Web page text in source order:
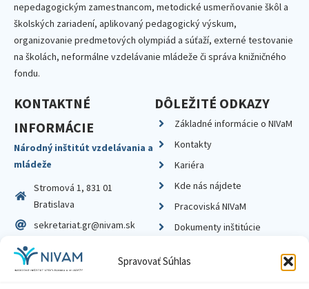
Spravovať Súhlas
nepedagogickým zamestnancom, metodické usmerňovanie škôl a
školských zariadení, aplikovaný pedagogický výskum,
organizovanie predmetových olympiád a súťaží, externé testovanie
na školách, neformálne vzdelávanie mládeže či správa knižničného
fondu.
KONTAKTNÉ
INFORMÁCIE
Národný inštitút vzdelávania a
mládeže
Stromová 1, 831 01
Bratislava
sekretariat.gr@nivam.sk
IČO: 00164348
DIČ: 2020798714
DÔLEŽITÉ ODKAZY
Základné informácie o NIVaM
Kontakty
Kariéra
Kde nás nájdete
Pracoviská NIVaM
Dokumenty inštitúcie